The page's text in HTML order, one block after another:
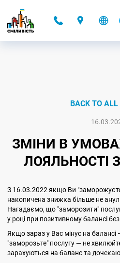
BACK TO ALL
ЗМІНИ В
ЛОЯЛЬНОСТІ
З 16.03.2022 якщо Ви
накопичена знижка більше не
Нагадаємо, що "заморозити"
у році при позитивному балансі
Якщо зараз у Вас мінус на балансі
"заморозьте" послугу — не
зарахуються на баланс та